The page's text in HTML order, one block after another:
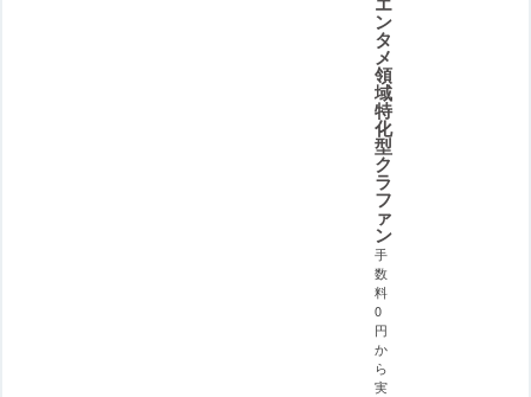
ン
タ
メ
領
域
特
化
型
ク
ラ
フ
ァ
ン
手
数
料
0
円
か
ら
実